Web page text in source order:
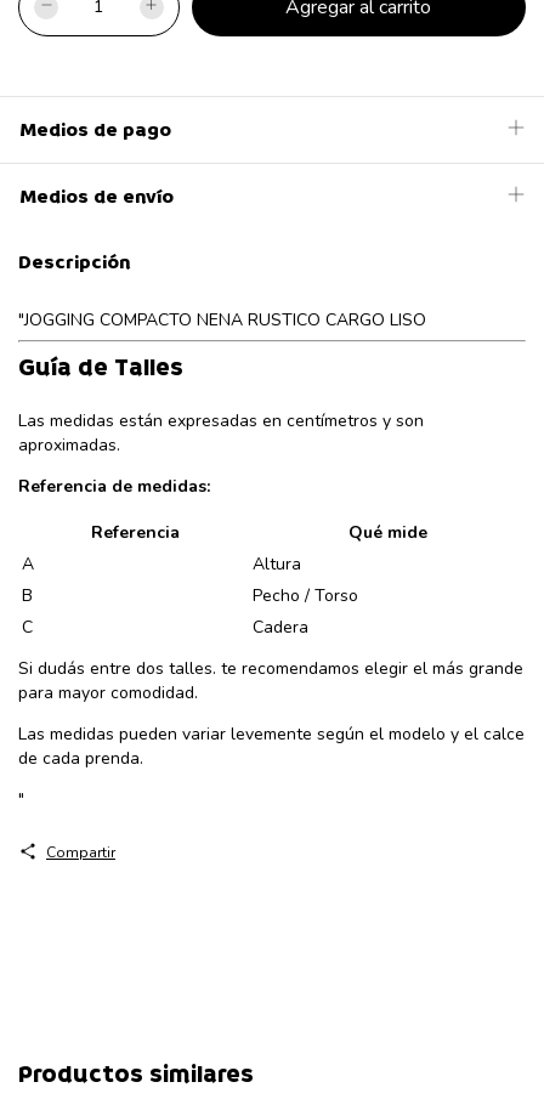
Medios de pago
Medios de envío
Descripción
"JOGGING COMPACTO NENA RUSTICO CARGO LISO
Guía de Talles
Las medidas están expresadas en centímetros y son
aproximadas.
Referencia de medidas:
Referencia
Qué mide
A
Altura
B
Pecho / Torso
C
Cadera
Si dudás entre dos talles. te recomendamos elegir el más grande
para mayor comodidad.
Las medidas pueden variar levemente según el modelo y el calce
de cada prenda.
"
Compartir
Productos similares